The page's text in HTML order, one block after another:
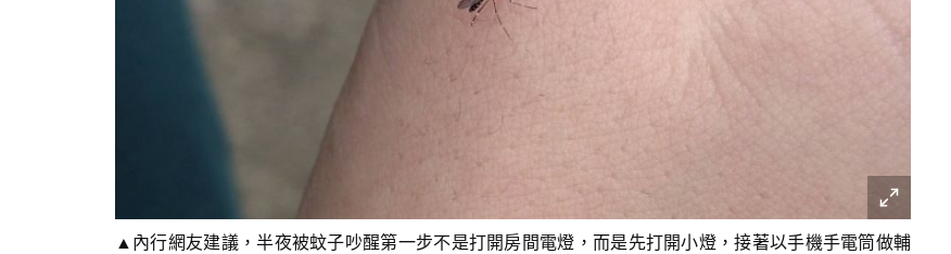
▲內行網友建議，半夜被蚊子吵醒第一步不是打開房間電燈，而是先打開小燈，接著以手機手電筒做輔